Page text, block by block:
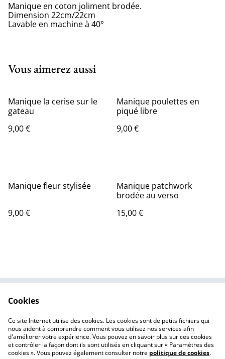
Manique en coton joliment brodée.
Dimension 22cm/22cm
Lavable en machine à 40°
Vous aimerez aussi
Manique la cerise sur le
gateau
9,00 €
Manique poulettes en
piqué libre
9,00 €
Manique fleur stylisée
9,00 €
Manique patchwork
brodée au verso
15,00 €
Politique de
confidentialité
Politique des cookies
Cookies
Ce site Internet utilise des cookies. Les cookies sont de petits fichiers qui
nous aident à comprendre comment vous utilisez nos services afin
d'améliorer votre expérience. Vous pouvez en savoir plus sur ces cookies
et contrôler la façon dont ils sont utilisés en cliquant sur « Paramètres des
cookies ». Vous pouvez également consulter notre politique de cookies.